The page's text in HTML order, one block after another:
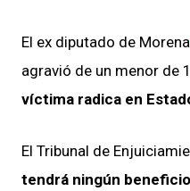
El ex diputado de
agravió de un menor de
víctima radica en
El Tribunal de
tendrá ningún